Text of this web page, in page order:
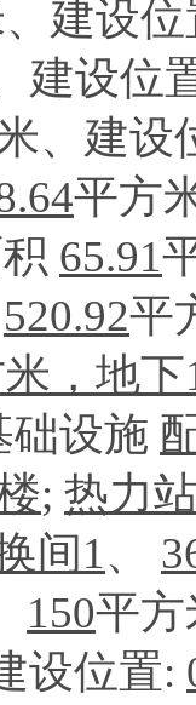
建设
建设位
、建设
平方
65.91
520.92平
米，地
础设施
; 热力
间1、
150平
设位置: